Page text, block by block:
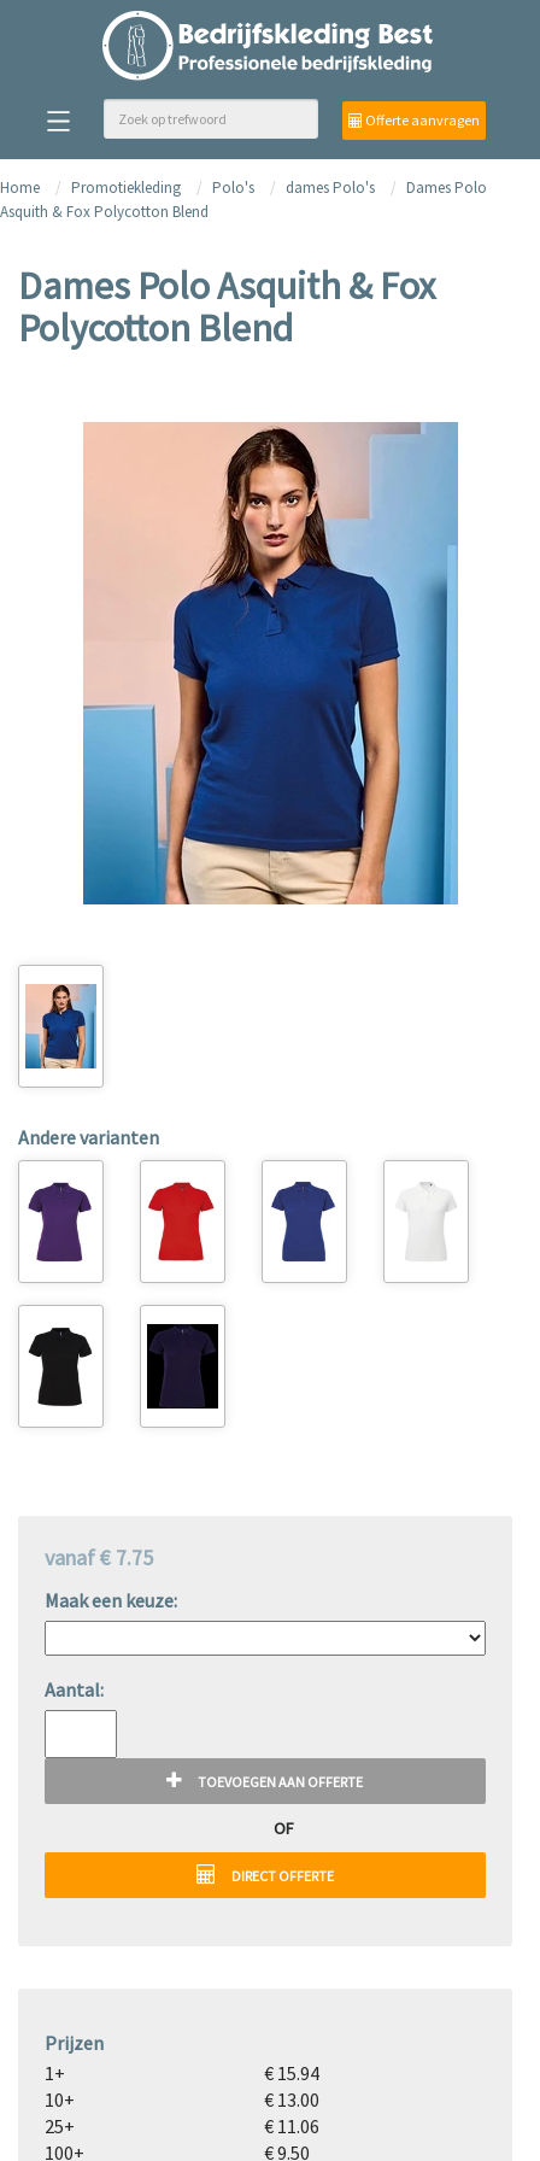
Offerte aanvragen
Home Promotiekleding Polo's dames Polo's
Dames Polo
Asquith & Fox Polycotton Blend
Dames Polo Asquith & Fox
Polycotton Blend
Andere varianten
vanaf € 7.75
Maak een keuze:
Aantal:
TOEVOEGEN AAN OFFERTE
OF
DIRECT OFFERTE
Prijzen
1+
€ 15.94
10+
€ 13.00
25+
€ 11.06
100+
€ 9.50